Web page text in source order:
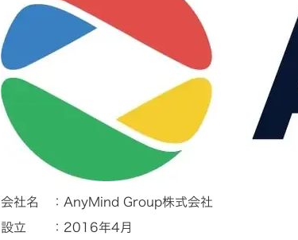
​​会社名 ：AnyMind Group株式会社
設立 ：2016年4月